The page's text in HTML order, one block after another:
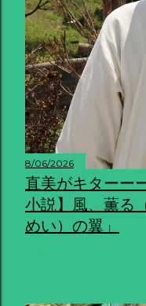
8/06/2026
直美がキターー
小説】風、薫る
めい）の翼」